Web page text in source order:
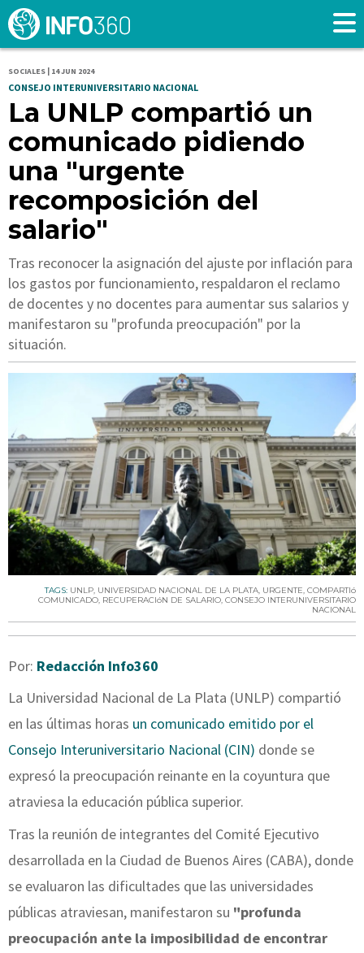
SOCIALES | 14 JUN 2024
CONSEJO INTERUNIVERSITARIO NACIONAL
La UNLP compartió un
comunicado pidiendo
una "urgente
recomposición del
salario"
Tras reconocer la asignación del ajuste por inflación para
los gastos por funcionamiento, respaldaron el reclamo
de docentes y no docentes para aumentar sus salarios y
manifestaron su "profunda preocupación" por la
situación.
TAGS: UNLP, UNIVERSIDAD NACIONAL DE LA PLATA, URGENTE, COMPARTIó
COMUNICADO, RECUPERACIóN DE SALARIO, CONSEJO INTERUNIVERSITARIO
NACIONAL
Por: Redacción Info360
La Universidad Nacional de La Plata (UNLP) compartió
en las últimas horas un comunicado emitido por el
Consejo Interuniversitario Nacional (CIN) donde se
expresó la preocupación reinante en la coyuntura que
atraviesa la educación pública superior.
Tras la reunión de integrantes del Comité Ejecutivo
desarrollada en la Ciudad de Buenos Aires (CABA), donde
se evaluaron las dificultades que las universidades
públicas atraviesan, manifestaron su "profunda
preocupación ante la imposibilidad de encontrar